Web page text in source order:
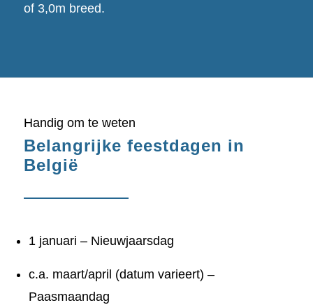
of 3,0m breed.
Handig om te weten
Belangrijke feestdagen in
België
1 januari – Nieuwjaarsdag
c.a. maart/april (datum varieert) –
Paasmaandag